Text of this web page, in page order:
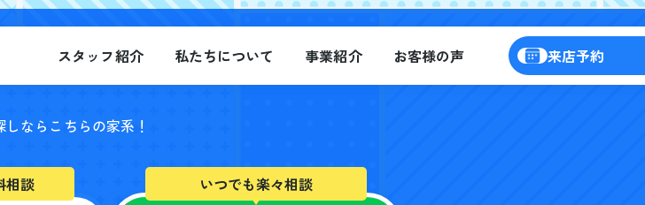
スタッフ紹介 私たちについて 事業紹介 お客様の声 来店予約
しならこちらの家系！
相談 いつでも楽々相談